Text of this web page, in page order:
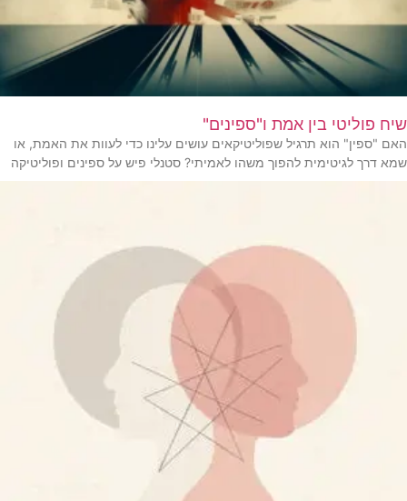
שיח פוליטי בין אמת ו"ספינים"
האם "ספין" הוא תרגיל שפוליטיקאים עושים עלינו כדי לעוות את האמת, או
שמא דרך לגיטימית להפוך משהו לאמיתי? סטנלי פיש על ספינים ופוליטיקה